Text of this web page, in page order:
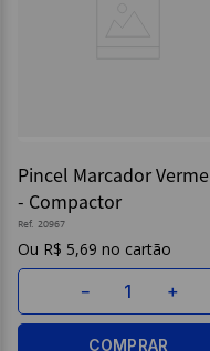
Pincel Marcador
- Compactor
Ref. 20967
R$ 5,69
＋
－
COMPRAR